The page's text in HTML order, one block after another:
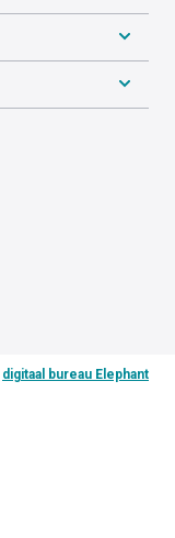
digitaal bureau Elephant